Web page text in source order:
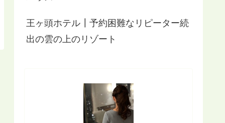
王ヶ頭ホテル┃予約困難なリピーター続
出の雲の上のリゾート